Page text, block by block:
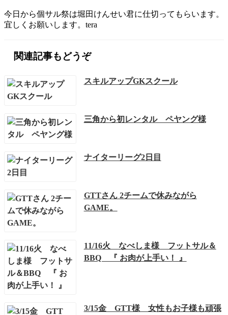
今日から個サル祭は堀田けんせい君に仕切ってもらいます。
宜しくお願いします。tera
関連記事もどうぞ
スキルアップGKスクール
三角から初レンタル ペヤング様
ナイターリーグ2日目
GTTさん 2チームで休みながら
GAME。
11/16火 なべしま様 フットサル＆
BBQ 『 お肉が上手い！ 』
3/15金 GTT様 女性もお子様も頑張